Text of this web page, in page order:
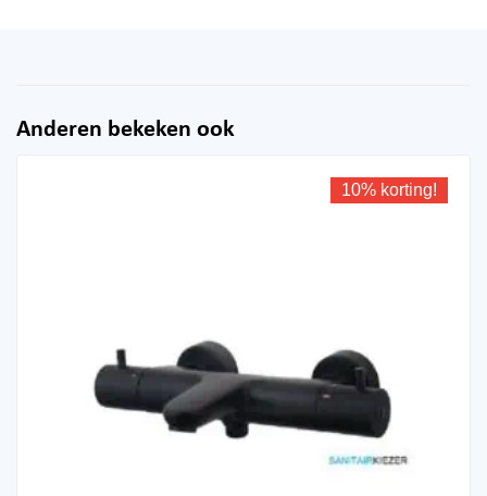
Anderen bekeken ook
10% korting!